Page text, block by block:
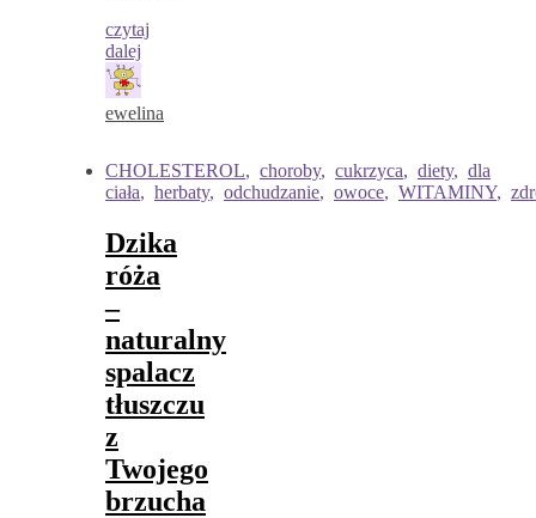
czytaj
dalej
ewelina
CHOLESTEROL, choroby, cukrzyca, diety, dla
ciała, herbaty, odchudzanie, owoce, WITAMINY,
Dzika
róża
–
naturalny
spalacz
tłuszczu
z
Twojego
brzucha